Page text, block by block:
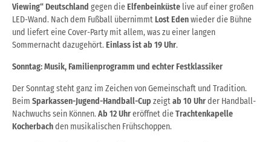
Viewing“ Deutschland gegen die Elfenbeinküste live auf einer großen
LED-Wand. Nach dem Fußball übernimmt Lost Edenwieder die Bühne
und liefert eine Cover-Party mit allem, was zu einer langen
Sommernacht dazugehört. Einlass ist ab 19 Uhr.
Sonntag: Musik, Familienprogramm und echter Festklassiker
Der Sonntag steht ganz im Zeichen von Gemeinschaft und Tradition.
Beim Sparkassen-Jugend-Handball-Cup zeigtab 10 Uhrder Handball-
Nachwuchs sein Können.Ab 12 Uhreröffnet dieTrachtenkapelle
Kocherbachden musikalischen Frühschoppen.